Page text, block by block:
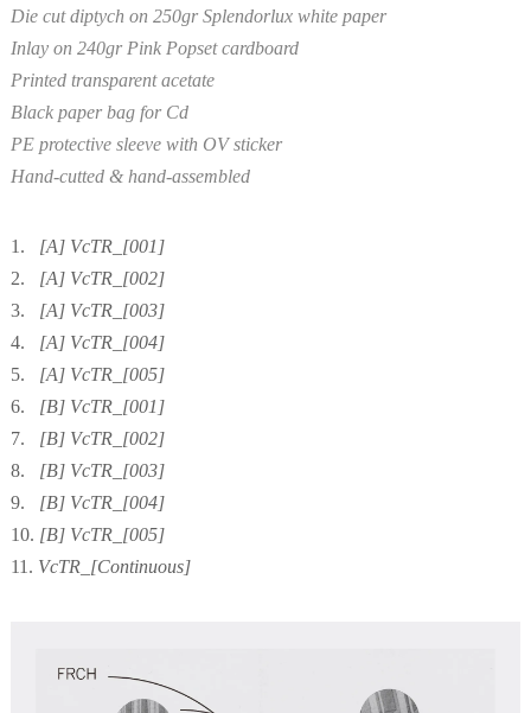
Die cut diptych on 250gr Splendorlux white paper
Inlay on 240gr Pink Popset cardboard
Printed transparent acetate
Black paper bag for Cd
PE protective sleeve with OV sticker
Hand-cutted & hand-assembled
1. [A] VcTR_[001]
2. [A] VcTR_[002]
3.
[A] VcTR_[003]
4.
[A] VcTR_[004]
5. [A] VcTR_[005]
6. [B] VcTR_[001]
7.
[B] VcTR_[002]
8. [B] VcTR_[003]
9. [B] VcTR_[004]
10. [B] VcTR_[005]
11. VcTR_[Continuous]